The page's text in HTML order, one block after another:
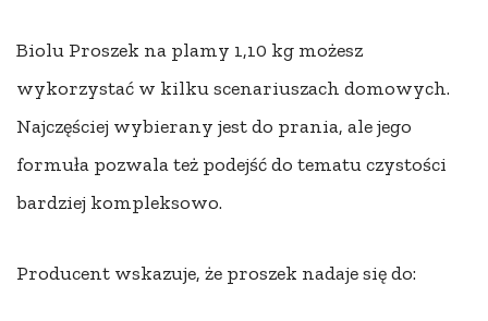
Biolu Proszek na plamy 1,10 kg możesz
wykorzystać w kilku scenariuszach domowych.
Najczęściej wybierany jest do prania, ale jego
formuła pozwala też podejść do tematu czystości
bardziej kompleksowo.
Producent wskazuje, że proszek nadaje się do: